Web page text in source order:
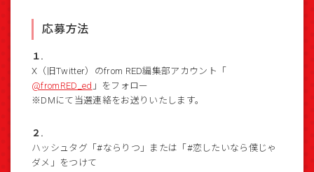
応募方法
１.
X（旧Twitter）のfrom RED編集部アカウント「
@fromRED_ed 」をフォロー
※DMにて当選連絡をお送りいたします。
２.
ハッシュタグ「#ならりつ」または「#恋したいなら僕じゃ
ダメ」をつけて